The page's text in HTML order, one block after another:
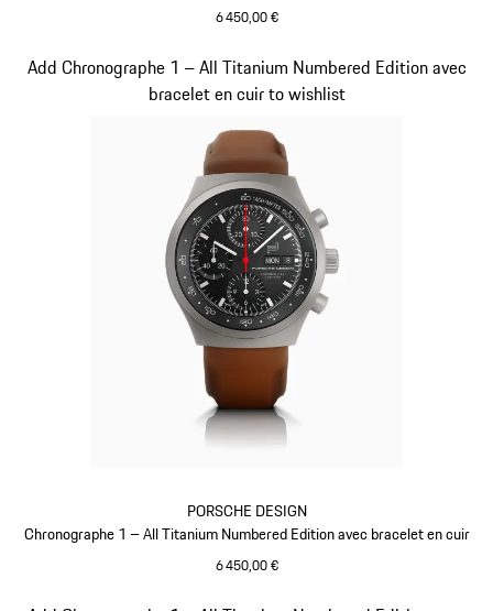
6 450,00 €
PORSCHE DESIGN
Chronographe 1 – All Titanium Numbered Edition avec bracelet en cuir
6 450,00 €
Add Chronographe 1 – All Titanium Numbered Edition avec
bracelet en cuir to wishlist
Diapositive 3 sur 5